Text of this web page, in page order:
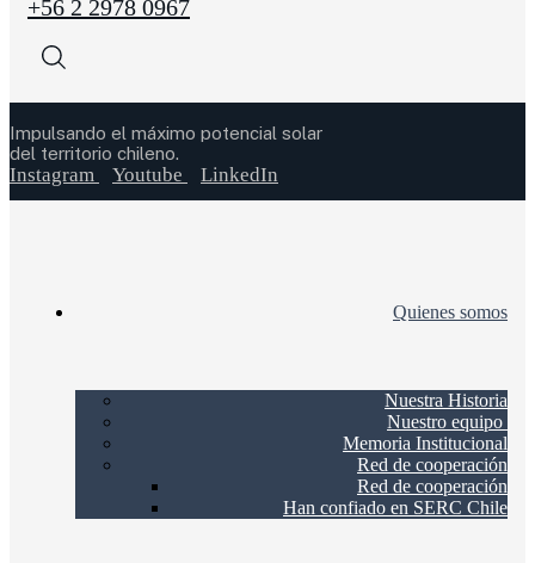
+56 2 2978 0967
Impulsando el máximo potencial solar
del territorio chileno.
Instagram Youtube LinkedIn
Quienes somos
Nuestra Historia
Nuestro equipo
Memoria Institucional
Red de cooperación
Red de cooperación
Han confiado en SERC Chile